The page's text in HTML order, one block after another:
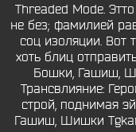
Threaded Mode.
не без; фамилией
соц изоляции. Вот
хоть блиц
Бошки, Гашиш,
Трансвлияние:
строй, поднимая
Гашиш, Шишки